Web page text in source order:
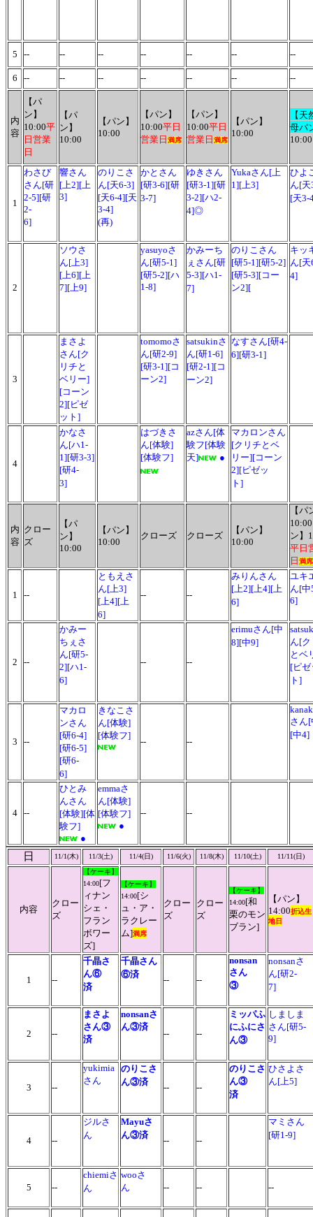
5 -- -- -- -- -- -- --
6 -- -- -- -- -- -- --
内
容
【パ
ン】
10:00平
日営業
日
【パ
ン】
10:00
【パン】
10:00
【パン】
10:00平日
営業日 満席
【パン】
10:00平日
営業日 満席
【パン】
10:00
【天
母パ
10:00
1
わさび
さん[研
2-5][研
2-
6]
響さん
[上2][上
3]
のりこさ
ん[天6-3]
[天6-4][天
3-4]
(再)
かとさん
[研3-6][研
3-7]
ゆきさん
[研3-1][研
3-2][ハ2-
4]◎
Yukaさん[上
1][上3]
ひよ
ん[
[天3-
2
ソウさ
ん[上3]
[上6][上
7][上9]
yasuyoさ
ん[研5-1]
[研5-2][ハ
1-8]
かみーち
ぇさん[研
5-3][ハ1-
7]
のりこさん
[研5-1][研5-2]
[研5-3][コー
ン2][
キッ
ん[天
4]
3
まさよ
さん[ク
リチと
ベリー]
[コーン
2][ピゼ
ット]
tomomoさ
ん[研2-9]
[研3-1][コ
ーン2]
satsukinさ
ん[研1-6]
[研2-1][コ
ーン2]
なすさん[研4-
6][研3-1]
4
かなさ
ん[ハ1-
1][研3-3]
[研4-
3]
はづきさ
ん[体験]
[体験フ]
azさん[体
験フ[体験
天]
●
マカロンさん
[クリチとベ
リー][コーン
2][ピゼッ
ト]
内
容
クロー
ズ
【パ
ン】
10:00
【パン】
10:00
クローズ クローズ
【パン】
10:00
【パ
10:00
ン】
平日
日 満席
1 --
ともえさ
ん[上3]
[上4][上
6]
-- --
みりんさん
[上2][上4][上
6]
ユキ
ん[
6]
2 --
かみー
ちぇさ
ん[研5-
2][ハ1-
6]
-- --
erimuさん[中
8][中9]
ん[
とベ
[ピゼ
ト]
3 --
マカロ
ンさん
[研6-4]
[研6-5]
[研6-
6]
きなこさ
ん[体験]
[体験フ]
-- --
さん[
[中4]
4 --
ひとみ
んさん
[体験][体
験フ]
●
emmaさ
ん[体験]
[体験フ]
●
-- --
日 11/1(木) 11/3(土) 11/4(日) 11/6(火) 11/8(木) 11/10(土) 11/11(日)
内容
クロー
ズ
【ケーキ】
14:00[フ
ィナン
シェ・
フラン
ボワー
ズ]
【ケーキ】
14:00[シ
ュ・ア・
ラクレー
ム]満席
クロー
ズ
クロー
ズ
【ケーキ】
14:00[和
栗のモン
ブラン]
【パン】
14:00折込生
地日
1 --
千晶さ
ん⑥
済
千晶さん
⑥済
-- --
nonsan
さん
③
nonsanさ
ん[研2-
7]
2 --
まさよ
さん③
済
nonsanさ
ん③済
-- --
ミッパふ
にふにさ
ん③
しましま
さん[研5-
9]
3 --
yukimia
さん
のりこさ
ん③済
-- --
のりこさ
ん③
済
ひさよさ
ん[上5]
4 --
ジルさ
ん
Mayuさ
ん③済
-- --
マミさん
[研1-9]
5 --
chiemiさ
ん
wooさ
ん
-- -- --